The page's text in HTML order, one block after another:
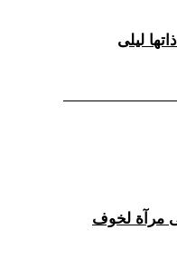
مرآة لخوف